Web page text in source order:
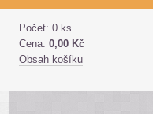
Počet: 0 ks
Cena: 0,00 Kč
Obsah košíku